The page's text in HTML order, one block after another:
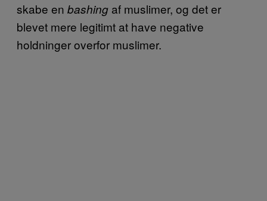
skabe en bashing af muslimer, og det er
blevet mere legitimt at have negative
holdninger overfor muslimer.